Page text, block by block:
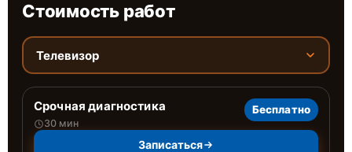
Стоимость работ
Телевизор
Срочная диагностика
30 мин
Бесплатно
Записаться